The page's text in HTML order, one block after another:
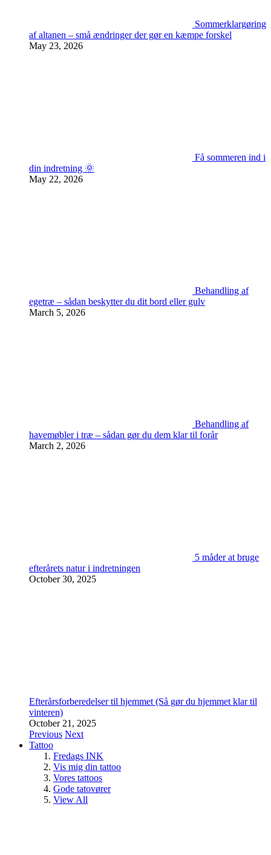
Sommerklargøring
af altanen – små ændringer der gør en kæmpe forskel
May 23, 2026
Få sommeren ind i
din indretning 🌞
May 22, 2026
Behandling af
egetræ – sådan beskytter du dit bord eller gulv
March 5, 2026
Behandling af
havemøbler i træ – sådan gør du dem klar til forår
March 2, 2026
5 måder at bruge
efterårets natur i indretningen
October 30, 2025
Efterårsforberedelser til hjemmet (Så gør du hjemmet klar til
vinteren)
October 21, 2025
Previous Next
Tattoo
Fredags INK
Vis mig din tattoo
Vores tattoos
Gode tatovører
View All